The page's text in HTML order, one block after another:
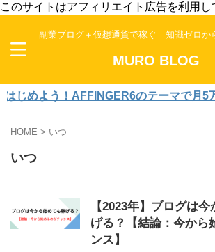
このサイトはアフィリエイト広告を利用し
副業ブログ＋仮想通貨で稼ぐ｜知識ゼロか
MURO BLOG
めよう！AFFINGER6のテーマで月5万
HOME > いつ
いつ
【2023年】ブログは
げる？【結論：今から
ンス】